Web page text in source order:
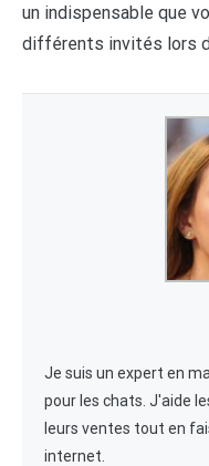
un indispensable que
différents invités lors
Je suis un expert en
pour les chats. J'aide
leurs ventes tout en
internet.